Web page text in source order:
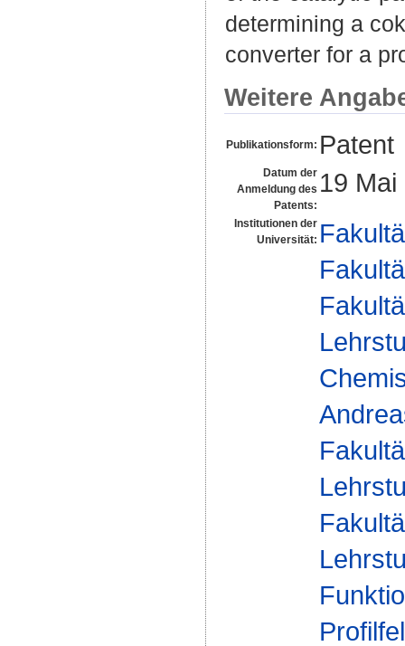
determining a
converter for a
Weitere
Publikationsform: Patent
Datum der
Anmeldung des
Patents:
19 Mai
Institutionen der
Universität: